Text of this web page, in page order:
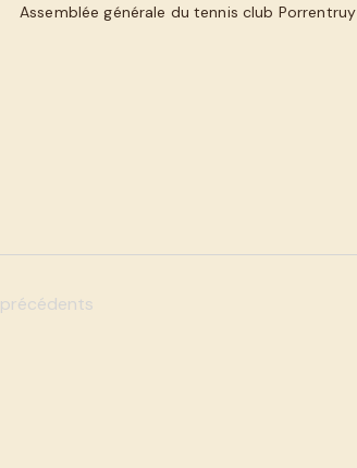
Assemblée générale du tennis club Porrentruy
précédents